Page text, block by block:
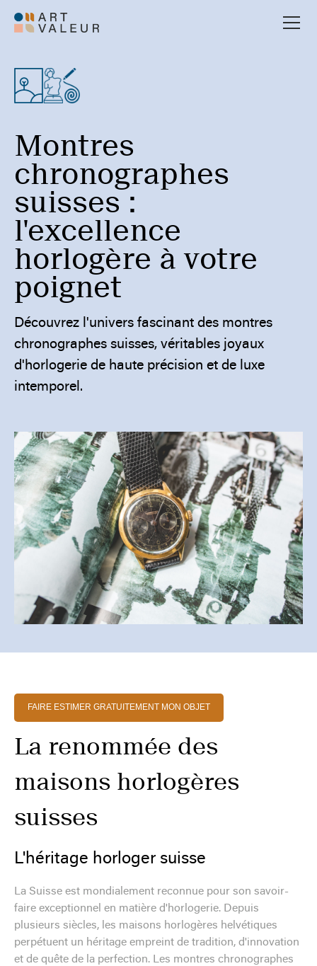
Montres
chronographes
suisses :
l'excellence
horlogère à votre
poignet
Découvrez l'univers fascinant des montres
chronographes suisses, véritables joyaux
d'horlogerie de haute précision et de luxe
intemporel.
FAIRE ESTIMER GRATUITEMENT MON OBJET
La renommée des
maisons horlogères
suisses
L'héritage horloger suisse
La Suisse est mondialement reconnue pour son savoir-
faire exceptionnel en matière d'horlogerie. Depuis
plusieurs siècles, les maisons horlogères helvétiques
perpétuent un héritage empreint de tradition, d'innovation
et de quête de la perfection. Les montres chronographes